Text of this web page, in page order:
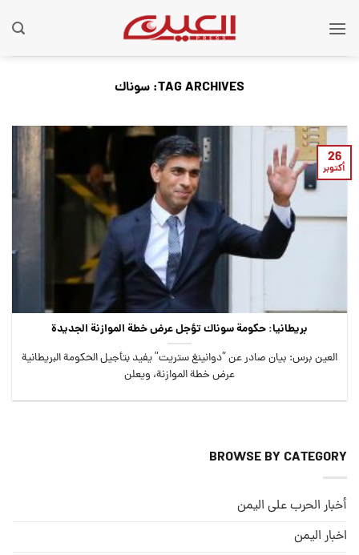
TAG ARCHIVES: سوناك
بريطانيا: حكومة سوناك تؤجل عرض خطة الموازنة الجديدة
العين برس: بيان صادر عن “دوانينغ ستريت” يفيد بتأجيل الحكومة البريطانية
عرض خطة الموازنة، ويعلن
26
أكتوبر
BROWSE BY CATEGORY
أخبار الحرب على اليمن
اخبار اليمن